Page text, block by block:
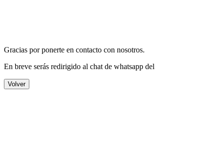
Gracias por ponerte en contacto con nosotros.
En breve serás redirigido al chat de whatsapp del
Volver